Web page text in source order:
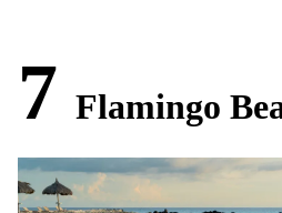
7 Flamingo